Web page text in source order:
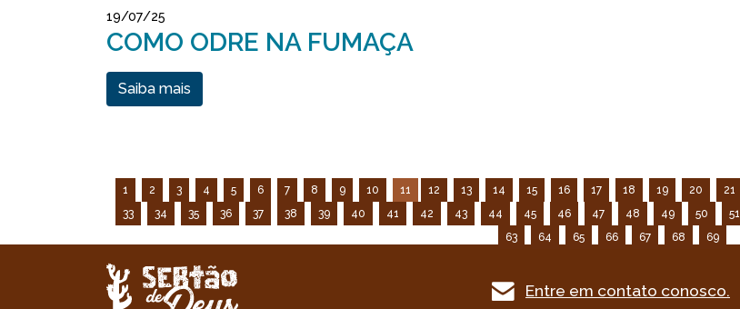
19/07/25
COMO ODRE NA FUMAÇA
Saiba mais
1 2 3 4 5 6 7 8 9 10 11 12 13 14 15 16 17 18 19 20 21
33
34 35 36 37 38 39 40 41 42 43 44 45 46 47 48 49 50 51
63
64 65 66 67 68 69
Entre em contato conosco.